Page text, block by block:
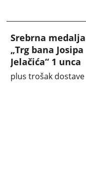
Srebrna medalja
„Trg bana Josipa
Jelačića“ 1 unca
plus trošak dostave